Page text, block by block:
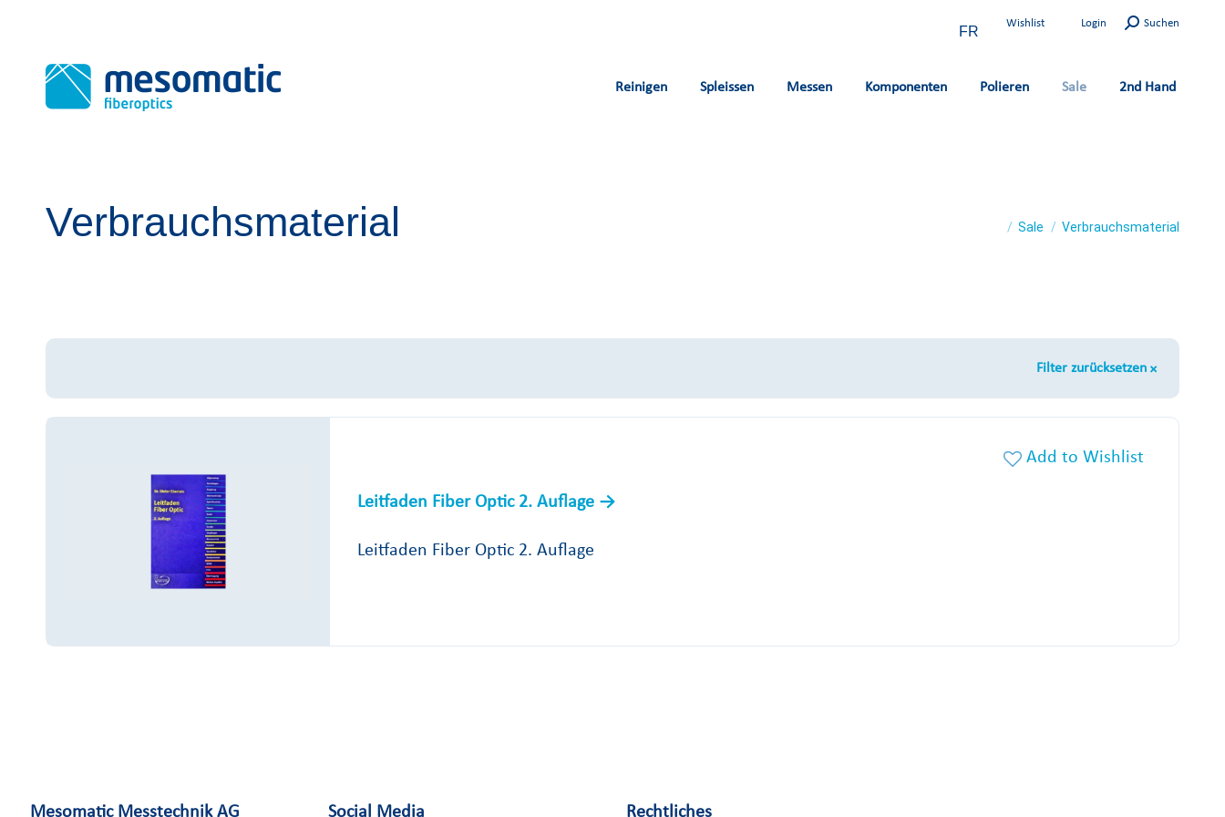
FR
Wishlist Login Search:Suchen
Reinigen Spleissen Messen Komponenten Polieren Sale 2nd Hand
Verbrauchsmaterial You are here:
Sale Verbrauchsmaterial
Filter zurücksetzen
Leitfaden Fiber Optic 2. Auflage
Leitfaden Fiber Optic 2. Auflage
Add to Wishlist
Mesomatic Messtechnik AG Social Media Rechtliches